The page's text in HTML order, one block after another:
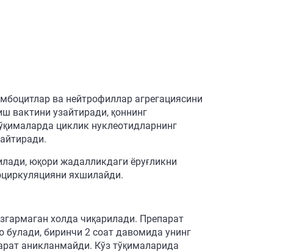
ва нейтрофиллар агрегациясини
вактини узайтиради, қоннинг
циклик нуклеотидларнинг
юқори жадалликдаги ёруғликни
яхшилайди.
холда чиқарилади. Препарат
булади, биринчи 2 соат давомида унинг
аникланмайди. Кўз тўқималарида